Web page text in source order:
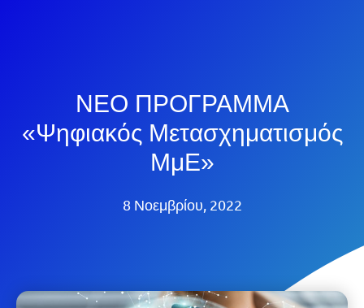
ΝΕΟ ΠΡΟΓΡΑΜΜΑ
«Ψηφιακός Μετασχηματισμός
ΜμΕ»
8 Νοεμβρίου, 2022